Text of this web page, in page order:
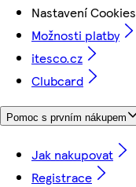
Nastavení Cookies
Možnosti platby
itesco.cz
Clubcard
Pomoc s prvním nákupem
Jak nakupovat
Registrace